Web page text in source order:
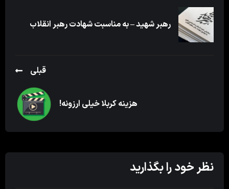
رهبر شهید – به مناسبت شهادت رهبر انقلاب
قبلی
هزینه کربلا خیلی ارزونه!
نظر خود را بگذارید